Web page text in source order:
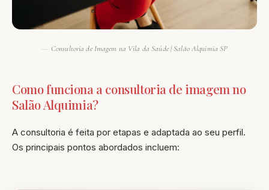
Consultoria de Imagem na Vila da Saúde | Salão Alquimia SP
Como funciona a consultoria de imagem no
Salão Alquimia?
A consultoria é feita por etapas e adaptada ao seu perfil.
Os principais pontos abordados incluem: